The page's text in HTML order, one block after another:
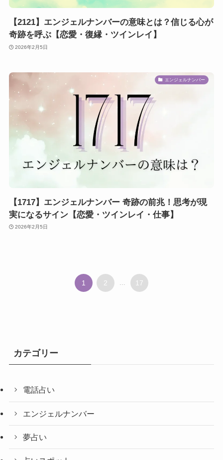
【2121】エンジェルナンバーの意味とは？信じる心が
奇跡を呼ぶ【恋愛・復縁・ツインレイ】
2026年2月5日
エンジェルナンバー
【1717】エンジェルナンバー 奇跡の前兆！思考が現
実になるサイン【恋愛・ツインレイ・仕事】
2026年2月5日
1 2 17
カテゴリー
電話占い
エンジェルナンバー
夢占い